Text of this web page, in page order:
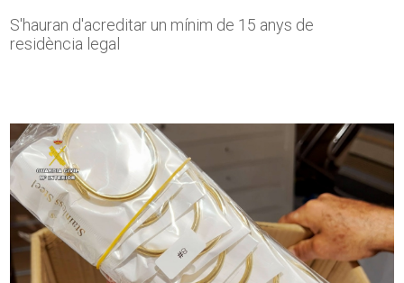
S'hauran d'acreditar un mínim de 15 anys de
residència legal